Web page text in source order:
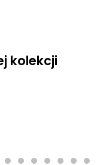
kolekcji